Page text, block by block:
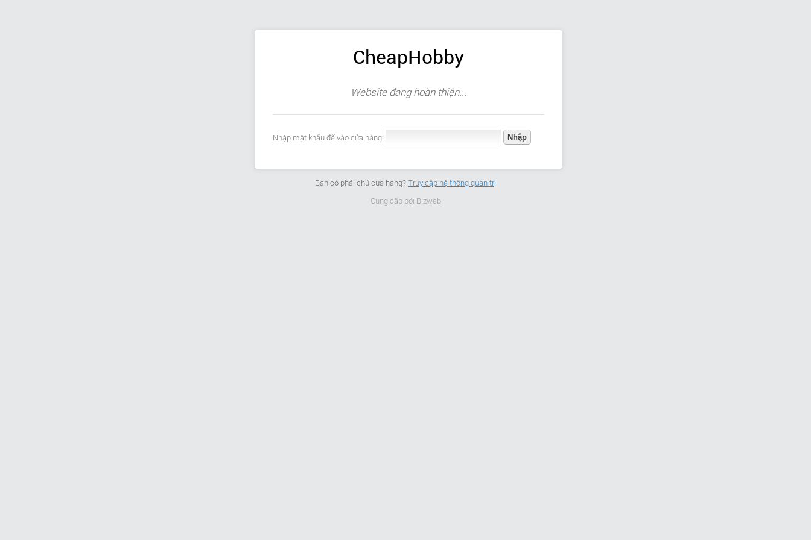
CheapHobby
Website đang hoàn thiện...
Nhập mật khẩu để vào cửa hàng:
Bạn có phải chủ cửa hàng? Truy cập hệ thống quản trị
Cung cấp bởi Bizweb